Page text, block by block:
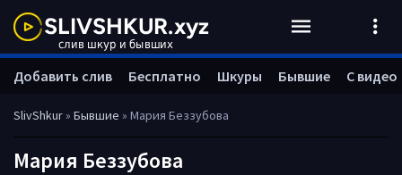
SlivShkur» Бывшие » Мария Беззубова
Мария Беззубова
Добавить слив Бесплатно Шкуры Бывшие С видео